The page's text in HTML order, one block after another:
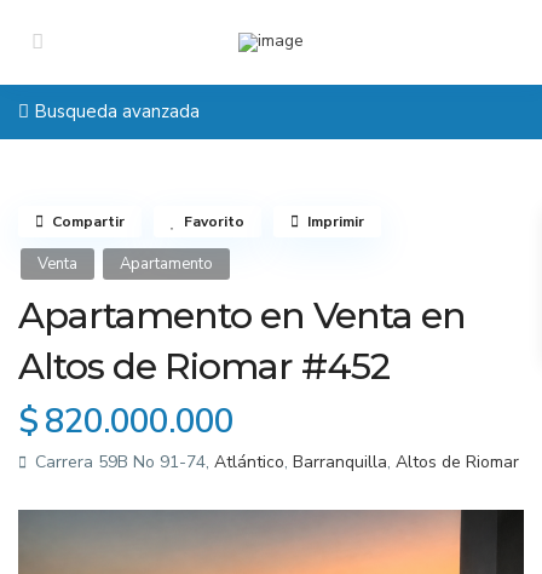
Busqueda avanzada
Venta Apartamento
Apartamento en Venta en
Altos de Riomar #452
$ 820.000.000
Carrera 59B No 91-74, Atlántico, Barranquilla, Altos de Riomar
Compartir Favorito Imprimir